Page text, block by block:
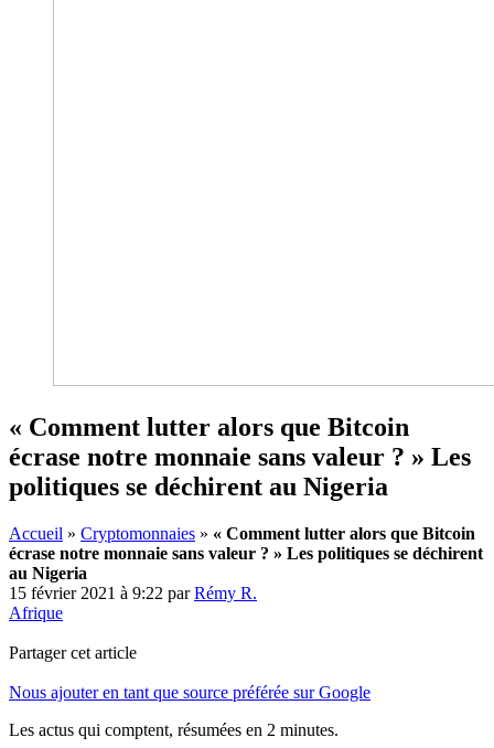
« Comment lutter alors que Bitcoin
écrase notre monnaie sans valeur ? » Les
politiques se déchirent au Nigeria
Accueil » Cryptomonnaies » « Comment lutter alors que Bitcoin
écrase notre monnaie sans valeur ? » Les politiques se déchirent
au Nigeria
15 février 2021 à 9:22 parRémy R.
Afrique
Partager cet article
Nous ajouter en tant que source préférée sur Google
Les actus qui comptent, résumées en 2 minutes.